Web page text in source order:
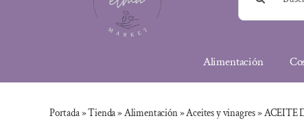
Alimentación
Portada»Tienda»Alimentación»Aceites y vinagres»ACEITE